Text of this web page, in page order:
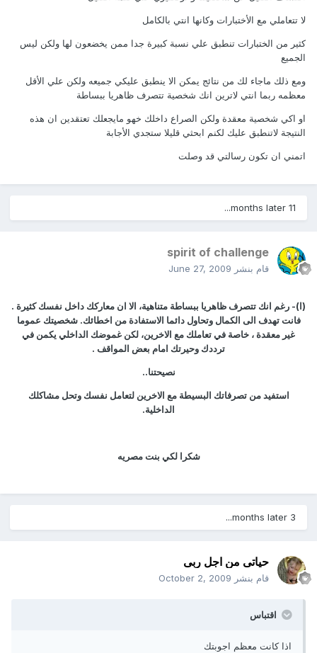
لا تتعاملي مع الأختبارات وكانها انتي بالكامل
كثير من الختبارات تنطبق علي نسبة كبيرة جدا ممن يخضعون لها ولكن ليس
الجميع
ومع ذلك ماجاء لك من نتائج يمكن الا ينطبق عليكي جميعه ولكن علي الأقل
معظمه ربما انتي لاترين انك شخصية تتصرف ظاهريا ببساطة
او اكي شخصية معقدة ولكن الصراع داخلك خهو مايجعلك تعتقدين ان هذه
النتيجة لاتنطبق عليك لكنم ابحثي قليلا ستجدي الأجابة
اتمني ان تكون رسالتي قد وصلت
11 months later...
spirit of challenge
قام بنشر June 27, 2009
(ا)- رغم انك تتصرف ظاهريا ببساطة متناهية، الا ان معاركك داخل نفسك كثيرة .
فانت تهدف الى الكمال وتحاول دائما الاستفادة من اخطائك. شخصيتك عموما
غير معقدة ، خاصة في تعاملك مع الاخرين، لكن غموضك الداخلي يكمن في
ترددك وحيرتك امام بعض المواقف .
نصيحتنا..
استفيد من تصرفاتك البسيطة مع الاخرين لتعامل نفسك وتحل مشاكلك
الداخلية.
شكرا لكي بنت مصريه
3 months later...
حياتى من اجل ربى
قام بنشر October 2, 2009
اقتباس
اذا كانت معظم اجوبتك